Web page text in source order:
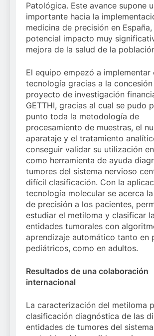
Patológica. Este avance supone
importante hacia la
medicina de precisión en
potencial impacto muy
mejora de la salud de la
El equipo empezó a implementar
tecnología gracias a la
proyecto de investigación
GETTHI, gracias al cual se pudo
punto toda la metodología de
procesamiento de muestras, el
aparataje y el tratamiento
conseguir validar su utilización
como herramienta de ayuda
tumores del sistema nervioso
difícil clasificación. Con la
tecnología molecular se acerca
de precisión a los pacientes,
estudiar el metiloma y clasificar
entidades tumorales con
aprendizaje automático tanto en
pediátricos, como en adultos.
Resultados de una colaboración
internacional
La caracterización del metiloma
clasificación diagnóstica de las
entidades de tumores del